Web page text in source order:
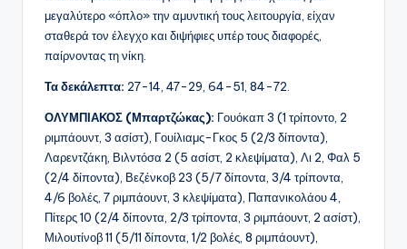
μεγαλύτερο «όπλο» την αμυντική τους λειτουργία, είχαν
σταθερά τον έλεγχο και διψήφιες υπέρ τους διαφορές,
παίρνοντας τη νίκη.
Τα δεκάλεπτα: 27-14, 47-29, 64-51, 84-72.
ΟΛΥΜΠΙΑΚΟΣ (Μπαρτζώκας): Γουόκαπ 3 (1 τρίποντο, 2
ριμπάουντ, 3 ασίστ), Γουίλιαμς-Γκος 5 (2/3 δίποντα),
Λαρεντζάκη, Βιλντόσα 2 (5 ασίστ, 2 κλεψίματα), Λι 2, Φαλ 5
(2/4 δίποντα), Βεζένκοβ 23 (5/7 δίποντα, 3/4 τρίποντα,
4/6 βολές, 7 ριμπάουντ, 3 κλεψίματα), Παπανικολάου 4,
Πίτερς 10 (2/4 δίποντα, 2/3 τρίποντα, 3 ριμπάουντ, 2 ασίστ),
Μιλουτίνοβ 11 (5/11 δίποντα, 1/2 βολές, 8 ριμπάουντ),